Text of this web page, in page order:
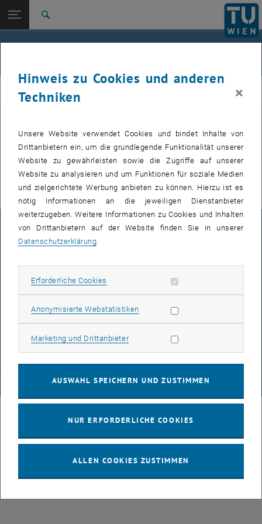
TU Login
Studium
International
Zur 1. Menü Ebene
Institut für Angewandte Physik
Zurück: Subseiten von Institut für Angewandte Physik auflisten
Zurück zur letzten Ebene:
Institut für Angewandte Physik
IAP
englischen Version, öffnet eine externe URL
dieser Seite veröffentlicht.
Für interne Nutzer findet sich im E134 Colab Bereich , öffnet eine
die Übersicht
der nächsten Seminarvorträge und zu buchenden Termine.
© TU Wien# 88199
IMPRESSUM
DATENSCHUTZERKLÄRUNG (PDF)
COOKIEEINSTELLUNGEN
Hinweis zu Cookies und anderen
Techniken
×
Unsere Website verwendet Cookies und bindet Inhalte von
Drittanbietern ein, um die grundlegende Funktionalität unserer
Website zu gewährleisten sowie die Zugriffe auf unserer
Website zu analysieren und um Funktionen für soziale Medien
und zielgerichtete Werbung anbieten zu können. Hierzu ist es
nötig Informationen an die jeweiligen Dienstanbieter
weiterzugeben. Weitere Informationen zu Cookies und Inhalten
von Drittanbietern auf der Website finden Sie in unserer
Datenschutzerklärung.
Erforderliche Cookies Erforderliche Cookies zulassen
Anonymisierte WebstatistikenStatistik Cookies zulassen
Marketing und DrittanbieterMarketing Cookies zulassen
AUSWAHL SPEICHERN UND ZUSTIMMEN
NUR ERFORDERLICHE COOKIES
ALLEN COOKIES ZUSTIMMEN